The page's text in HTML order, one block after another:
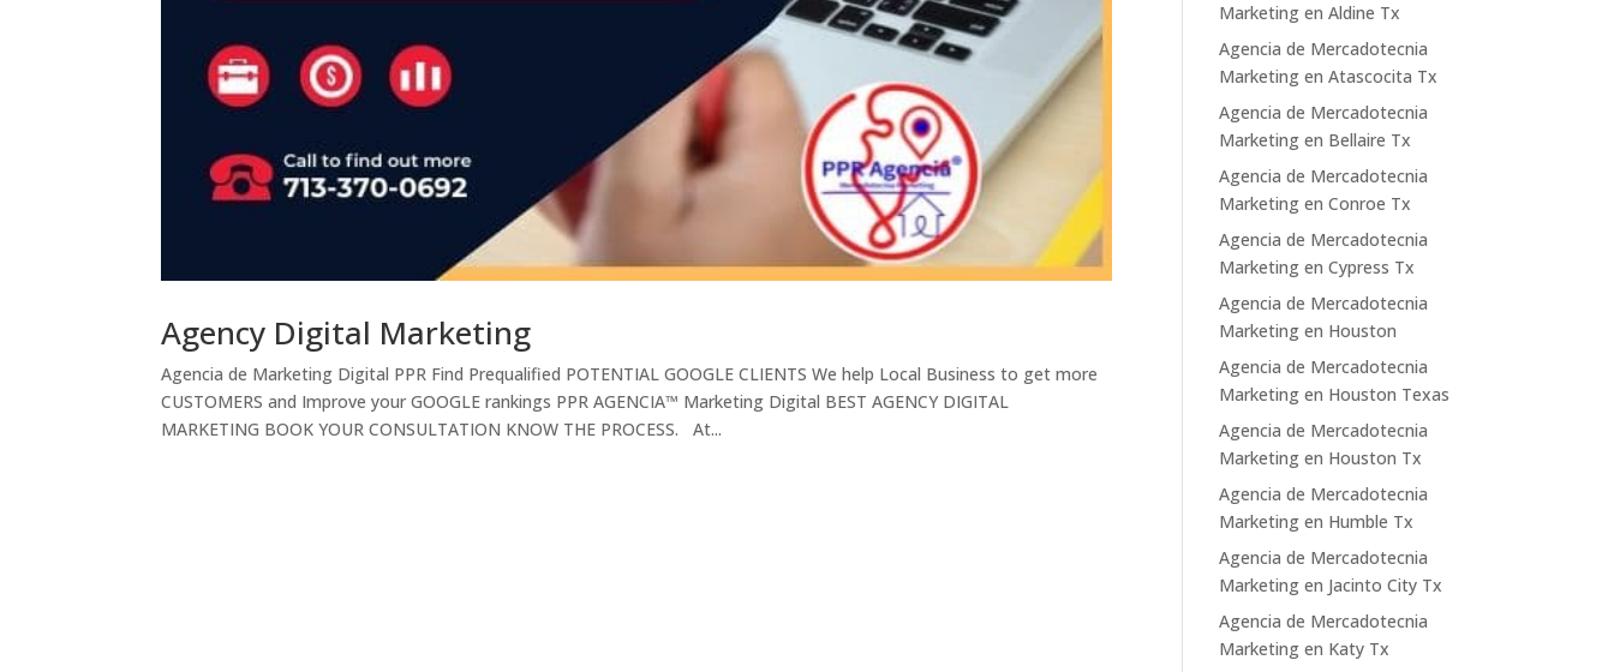
Agency Digital Marketing
Agencia de Marketing Digital PPR Find Prequalified POTENTIAL GOOGLE CLIENTS We help Local Business to get more
CUSTOMERS and Improve your GOOGLE rankings PPR AGENCIA™ Marketing Digital BEST AGENCY DIGITAL
MARKETING BOOK YOUR CONSULTATION KNOW THE PROCESS. At...
Marketing en Aldine Tx
Agencia de Mercadotecnia
Marketing en Atascocita Tx
Agencia de Mercadotecnia
Marketing en Bellaire Tx
Agencia de Mercadotecnia
Marketing en Conroe Tx
Agencia de Mercadotecnia
Marketing en Cypress Tx
Agencia de Mercadotecnia
Marketing en Houston
Agencia de Mercadotecnia
Marketing en Houston Texas
Agencia de Mercadotecnia
Marketing en Houston Tx
Agencia de Mercadotecnia
Marketing en Humble Tx
Agencia de Mercadotecnia
Marketing en Jacinto City Tx
Agencia de Mercadotecnia
Marketing en Katy Tx